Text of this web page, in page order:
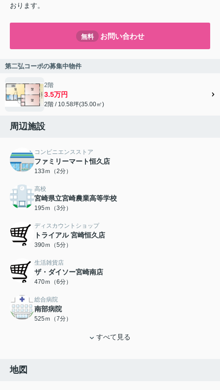
おります。
無料 お問い合わせ
第二弘コーポの募集中物件
2階
3.5万円
2階 / 10.58坪(35.00㎡)
周辺施設
コンビニエンスストア
ファミリーマート恒久店
133ｍ（2分）
高校
宮崎県立宮崎農業高等学校
195ｍ（3分）
ディスカウントショップ
トライアル 宮崎恒久店
390ｍ（5分）
生活雑貨店
ザ・ダイソー宮崎南店
470ｍ（6分）
総合病院
南部病院
525ｍ（7分）
すべて見る
地図